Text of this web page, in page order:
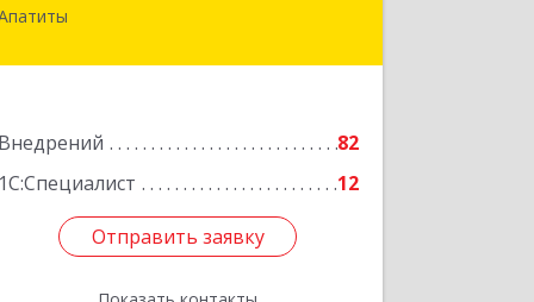
Внедрений
82
1С:Специалист
12
Отправить заявку
184209, Мурманская обл, Апатиты г,
Отправить заявку